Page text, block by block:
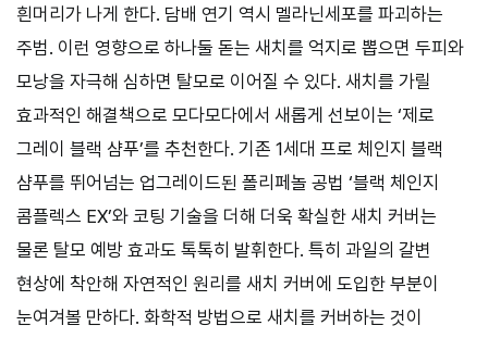
흰머리가 나게 한다. 담배 연기 역시 멜라닌세포를 파괴하는
주범. 이런 영향으로 하나둘 돋는 새치를 억지로 뽑으면 두피와
모낭을 자극해 심하면 탈모로 이어질 수 있다. 새치를 가릴
효과적인 해결책으로 모다모다에서 새롭게 선보이는 ‘제로
그레이 블랙 샴푸’를 추천한다. 기존 1세대 프로 체인지 블랙
샴푸를 뛰어넘는 업그레이드된 폴리페놀 공법 ‘블랙 체인지
콤플렉스 EX’와 코팅 기술을 더해 더욱 확실한 새치 커버는
물론 탈모 예방 효과도 톡톡히 발휘한다. 특히 과일의 갈변
현상에 착안해 자연적인 원리를 새치 커버에 도입한 부분이
눈여겨볼 만하다. 화학적 방법으로 새치를 커버하는 것이